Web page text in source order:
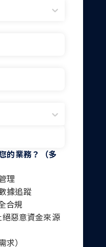
的業務？（多
理
據追蹤
合規
惡意資金來源
）